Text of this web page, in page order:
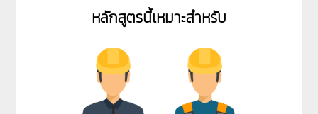
หลักสูตรนี้เหมาะสำหรับ